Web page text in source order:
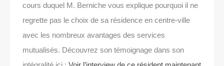
cours duquel M. Berniche vous explique pourquoi il ne
regrette pas le choix de sa résidence en centre-ville
avec les nombreux avantages des services
mutualisés. Découvrez son témoignage dans son